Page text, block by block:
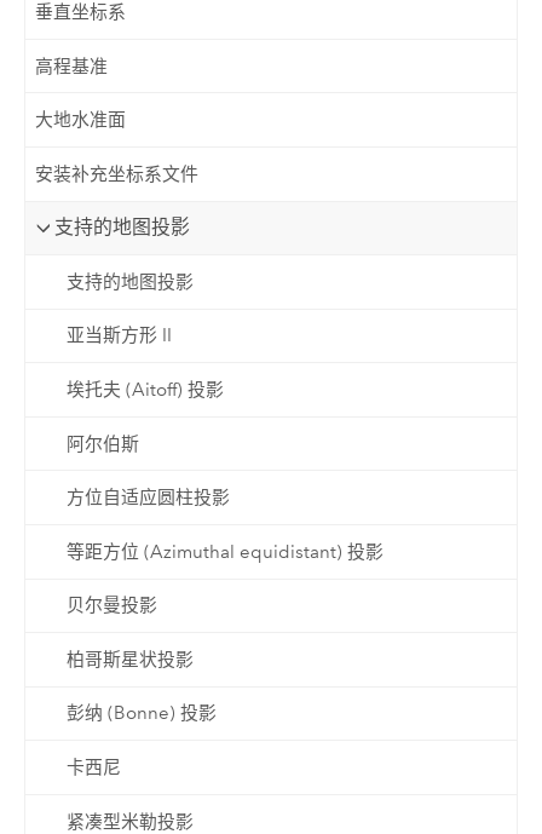
垂直坐标系
高程基准
大地水准面
安装补充坐标系文件
支持的地图投影
支持的地图投影
亚当斯方形 II
埃托夫 (Aitoff) 投影
阿尔伯斯
方位自适应圆柱投影
等距方位 (Azimuthal equidistant) 投影
贝尔曼投影
柏哥斯星状投影
彭纳 (Bonne) 投影
卡西尼
紧凑型米勒投影